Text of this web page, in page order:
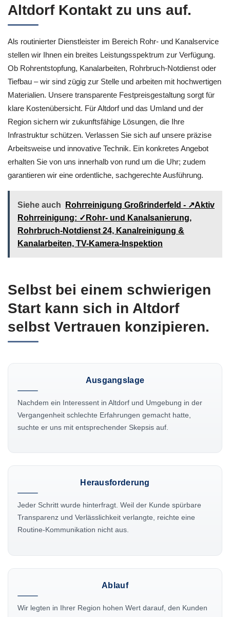
Altdorf Kontakt zu uns auf.
Als routinierter Dienstleister im Bereich Rohr- und Kanalservice
stellen wir Ihnen ein breites Leistungsspektrum zur Verfügung.
Ob Rohrentstopfung, Kanalarbeiten, Rohrbruch-Notdienst oder
Tiefbau – wir sind zügig zur Stelle und arbeiten mit hochwertigen
Materialien. Unsere transparente Festpreisgestaltung sorgt für
klare Kostenübersicht. Für Altdorf und das Umland und der
Region sichern wir zukunftsfähige Lösungen, die Ihre
Infrastruktur schützen. Verlassen Sie sich auf unsere präzise
Arbeitsweise und innovative Technik. Ein konkretes Angebot
erhalten Sie von uns innerhalb von rund um die Uhr; zudem
garantieren wir eine ordentliche, sachgerechte Ausführung.
Siehe auch
Rohrreinigung Großrinderfeld - ↗️Aktiv
Rohrreinigung: ✓Rohr- und Kanalsanierung,
Rohrbruch-Notdienst 24, Kanalreinigung &
Kanalarbeiten, TV-Kamera-Inspektion
Selbst bei einem schwierigen
Start kann sich in Altdorf
selbst Vertrauen konzipieren.
Ausgangslage
Nachdem ein Interessent in Altdorf und Umgebung in der
Vergangenheit schlechte Erfahrungen gemacht hatte,
suchte er uns mit entsprechender Skepsis auf.
Herausforderung
Jeder Schritt wurde hinterfragt. Weil der Kunde spürbare
Transparenz und Verlässlichkeit verlangte, reichte eine
Routine-Kommunikation nicht aus.
Ablauf
Wir legten in Ihrer Region hohen Wert darauf, den Kunden